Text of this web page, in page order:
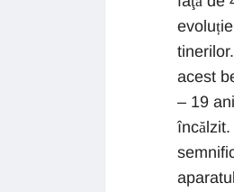
acest
– 19